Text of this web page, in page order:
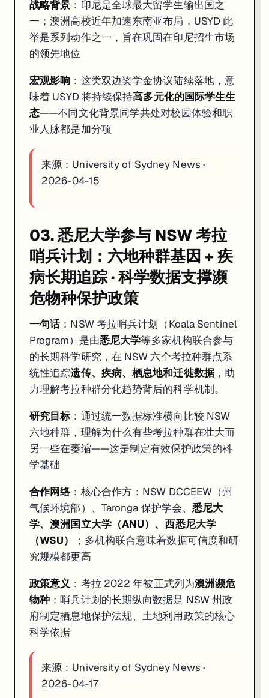
战略背景 ：印尼是全球最大留学生输出国之
一；澳洲高校近年加速东南亚布局，USYD 此
举是系列动作之一，旨在巩固在印尼招生市场
的领先地位
宏观影响 ：这类双边奖学金协议陆续落地，意
味着 USYD 将持续保持高多元化的国际学生生
态——不同文化背景同学共处对校园体验和职
业人脉都是加分项
来源： University of Sydney News ·
2026-04-15
03. 悉尼大学参与 NSW 考拉
哨兵计划：六地种群基因 + 疾
病长期追踪 · 科学数据支撑濒
危物种保护政策
一句话：NSW 考拉哨兵计划（Koala Sentinel
Program）是由悉尼大学等多家机构联合参与
的长期科学研究，在 NSW 六个考拉种群点系
统性追踪遗传、疾病、栖息地和迁徙数据，助
力理解考拉种群分化趋势背后的科学机制。
研究目标：通过统一数据标准横向比较 NSW
六地种群，理解为什么有些考拉种群在壮大而
另一些在萎缩——这是制定有效保护政策的科
学基础
合作网络：核心合作方：NSW DCCEEW（州
气候环境部）、Taronga 保护学会、 悉尼大
学、澳洲国立大学（ANU）、西悉尼大学
（WSU）
；多机构联合意味着数据可信度和研
究规模都更高
政策意义 ：考拉 2022 年被正式列为澳洲濒危
物种 ；哨兵计划的长期纵向数据是 NSW 州政
府制定栖息地保护法规、土地利用政策的核心
科学依据
来源： University of Sydney News ·
2026-04-17